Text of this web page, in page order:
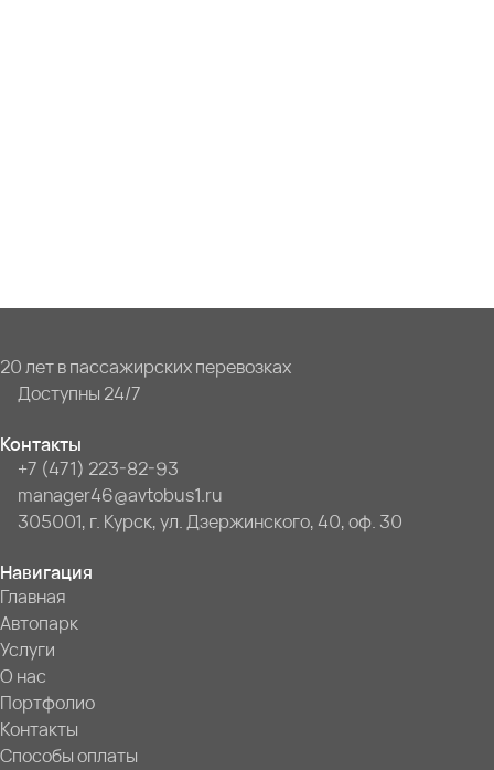
20 лет в пассажирских перевозках
Доступны 24/7
Контакты
+7 (471) 223-82-93
manager46@avtobus1.ru
305001, г. Курск, ул. Дзержинского, 40, оф. 30
Навигация
Главная
Автопарк
Услуги
О нас
Портфолио
Контакты
Способы оплаты